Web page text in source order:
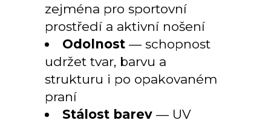
zejména pro sportovní
prostředí a aktivní nošení
Odolnost — schopnost
udržet tvar, barvu a
strukturu i po opakovaném
praní
Stálost barev — UV